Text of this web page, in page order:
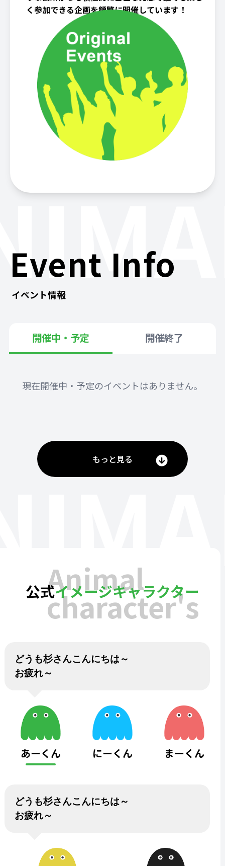
く参加できる企画を頻繁に開催しています！
Event Info
イベント情報
開催中・予定 開催終了
現在開催中・予定のイベントはありません。
もっと見る
公式イメージキャラクター
Animal
character's
どうも杉さんこんにちは～
お疲れ～
あーくん にーくん まーくん
どうも杉さんこんにちは～
お疲れ～